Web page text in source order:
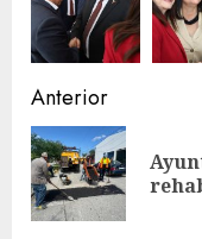
Navegación
de
entradas
Anterior